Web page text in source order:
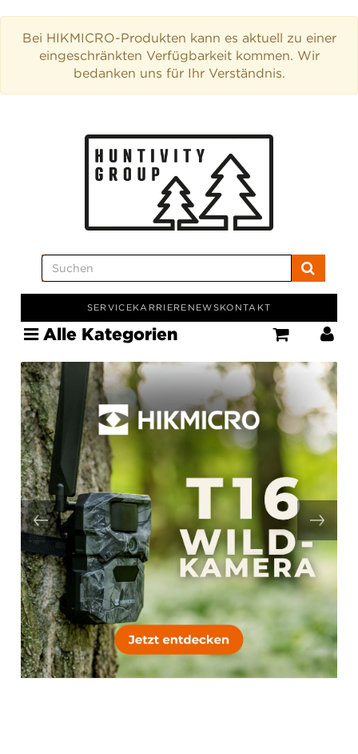
Bei HIKMICRO-Produkten kann es aktuell zu einer
eingeschränkten Verfügbarkeit kommen. Wir
bedanken uns für Ihr Verständnis.
SERVICEKARRIERE NEWSKONTAKT
Alle Kategorien